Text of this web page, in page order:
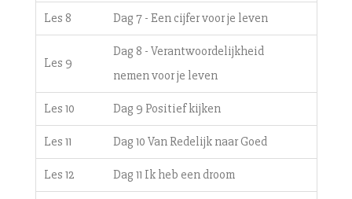
Les 8 Dag 7 - Een cijfer voor je leven
Les 9
Dag 8 - Verantwoordelijkheid
nemen voor je leven
Les 10 Dag 9 Positief kijken
Les 11 Dag 10 Van Redelijk naar Goed
Les 12 Dag 11 Ik heb een droom